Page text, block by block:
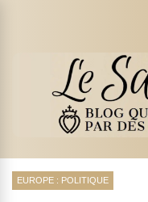
EUROPE : POLITIQUE